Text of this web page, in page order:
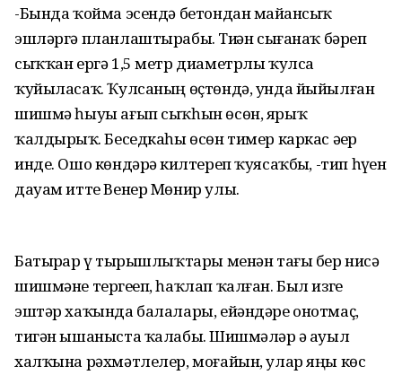
-Бында ҡойма эсендә бетондан майҙансыҡ
эшләргә планлаштырабыҙ. Тиҙҙән сығанаҡ бәреп
сыҡҡан ергә 1,5 метр диаметрлы ҡулса
ҡуйыласаҡ. Ҡулсаның өҫтөндә, унда йыйылған
шишмә һыуы ағып сыҡһын өсөн, ярыҡ
ҡалдырҙыҡ. Беседкаһы өсөн тимер каркас әҙер
инде. Ошо көндәрҙә килтереп ҡуясаҡбыҙ, -тип һүҙен
дауам итте Венер Мөнир улы.
Батырҙар үҙ тырышлыҡтары менән тағы бер нисә
шишмәне тергеҙеп, һаҡлап ҡалған. Был изге
эштәр хаҡында балалары, ейәндәре онотмаҫ,
тигән ышаныста ҡалабыҙ. Шишмәләр ҙә ауыл
халҡына рәхмәтлелер, моғайын, улар яңы көс